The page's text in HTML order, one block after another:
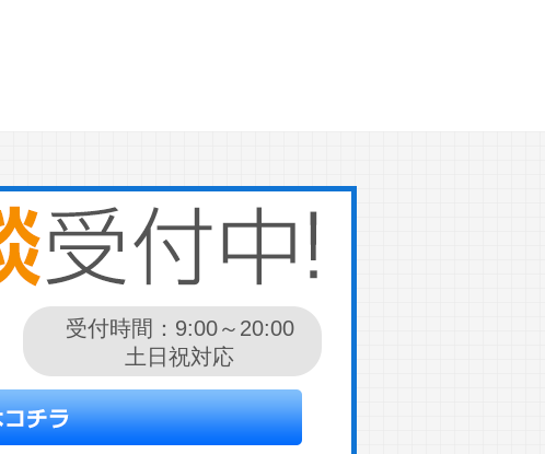
受付時間：9:00～20:00
土日祝対応